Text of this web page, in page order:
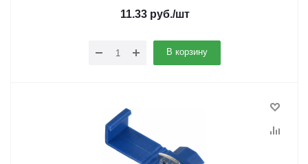
11.33руб./шт
В корзину